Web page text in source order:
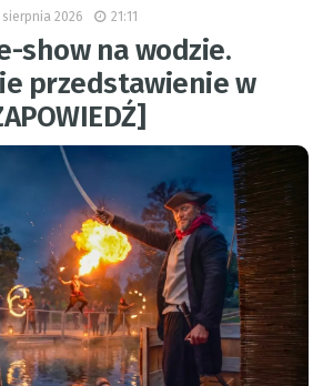
sierpnia 2026 21:11
show na wodzie.
przedstawienie w